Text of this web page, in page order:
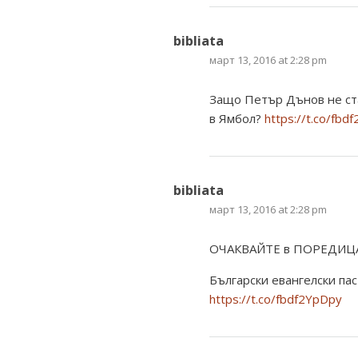
bibliata
март 13, 2016 at 2:28 pm
Защо Петър Дънов не
в Ямбол? https://t.co/
bibliata
март 13, 2016 at 2:28 pm
ОЧАКВАЙТЕ в
Български евангелски
https://t.co/fbdf2YpDpy